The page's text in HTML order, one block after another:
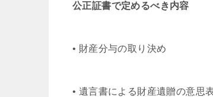
公正証書で定めるべき内容
• 財産分与の取り決め
• 遺言書による財産遺贈の意思